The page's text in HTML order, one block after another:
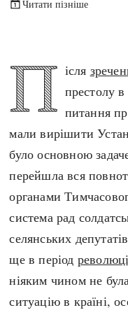
Особистості
Релігія
Розваги і дозвілля
Спорт
Чудеса світу
Регіони
Австралія
Азія
Америка
А(нта)рктика
Африка
Європа
Читати пізніше
П ісля
престолу в
питання
мали вирішити
було основною
перейшла вся
органами
система рад
селянських
ще в період
ніяким чином не
ситуацію в країні,